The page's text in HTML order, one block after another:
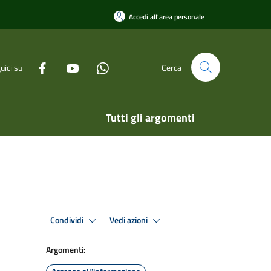
Accedi all'area personale
su Cerca
Tutti gli argomenti
Condividi Vedi azioni
Argomenti: